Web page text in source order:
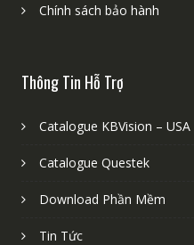
Chính sách bảo hành
Thông Tin Hỗ Trợ
Catalogue KBVision – USA
Catalogue Questek
Download Phần Mềm
Tin Tức